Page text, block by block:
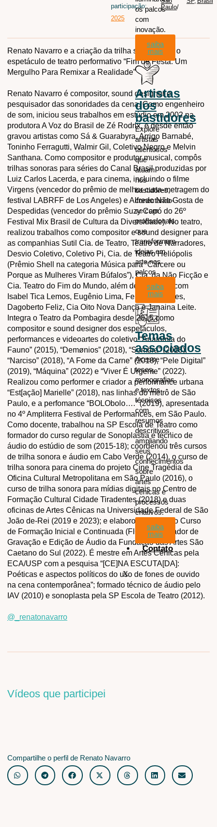
os palcos
com
inovação.
saiba
mais
Artistas
dos
bastidores
Explore
artistas
talentosos
que
atuam
nos
bastidores,
conectando-
se com
profissionais
que
transformam
ideias em
arte nos
palcos.
saiba
mais
Temas
associados
Acesse
teses,
monografias
e textos
técnicos
com
resumos
descritivos,
ampliando
seus
conhecimentos
sobre
artes
cênicas e
processos
criativos.
saiba
mais
Contato
X
Paulo/
participação:
2025
Renato Navarro e a criação da trilha sonora para o
espetáculo de teatro performativo “Fim de Festa: Um
Mergulho Para Remixar a Realidade”
Renato Navarro é compositor, sound designer e
pesquisador das sonoridades da cena. Como engenheiro
de som, iniciou seus trabalhos em estúdio em 2002 na
produtora A Voz do Brasil de Zé Rodrix, e desde então
gravou artistas como Sá & Guarabyra, Arrigo Barnabé,
Toninho Ferragutti, Walmir Gil, Coletivo Negro e Melvin
Santhana. Como compositor e produtor musical, compôs
trilhas sonoras para séries do Canal Brasil produzidas por
Luiz Carlos Lacerda, e para cinema, incluindo o filme
Virgens (vencedor do prêmio de melhor curta-metragem do
festival LABRFF de Los Angeles) e Alfredo Não Gosta de
Despedidas (vencedor do prêmio Suzy Capó do 26º
Festival Mix Brasil de Cultura da Diversidade). No teatro,
realizou trabalhos como compositor e sound designer para
as companhias Sutil Cia. de Teatro, Teatro de Narradores,
Desvio Coletivo, Coletivo Pi, Cia. de Teatro Heliópolis
(Prêmio Shell na categoria Música para “Cárcere ou
Porque as Mulheres Viram Búfalos”), Cia. da Não Ficção e
Cia. Teatro do Fim do Mundo, além de trabalhos com
Isabel Tica Lemos, Eugênio Lima, Fernando Neves,
Dagoberto Feliz, Cia Oito Nova Dança e Janaina Leite.
Integra o Teatro da Pombagira desde 2015 como
compositor e sound designer dos espetáculos,
performances e videoartes do coletivo “Anatomia do
Fauno” (2015), “Demønios” (2018), “Sombra” (2018),
“Narciso” (2018), “A Fome da Carne” (2018), “Pele Digital”
(2019), “Máquina” (2022) e “Viver É Urgente” (2022).
Realizou como performer e criador a performance urbana
“Est[ação] Marielle” (2018), nas linhas do metrô de São
Paulo, e a perfomance “BOLObolo….” (2019), apresentada
no 4º Ampliterra Festival de Performances, em São Paulo.
Como docente, trabalhou na SP Escola de Teatro como
formador do curso regular de Sonoplastia e técnico de
áudio do estúdio de som (2015-18); coordenou três cursos
de trilha sonora e áudio em Cabo Verde (2014), o curso de
trilha sonora para cinema do projeto Cine Tragédia da
Oficina Cultural Metropolitana em São Paulo (2016), o
curso de trilha sonora para mídias digitais no Centro de
Formação Cultural Cidade Tiradentes (2018) e duas
oficinas de Artes Cênicas na Universidade Federal de São
João de-Rei (2019 e 2023); e elaborou o plano do Curso
de Formação Inicial e Continuada (FIC) de Operador de
Gravação e Edição de Áudio da Fundação das Artes São
Caetano do Sul (2022). É mestre em Artes Cênicas pela
ECA/USP com a pesquisa “[CE]NA ESCUTA[DA]:
Poéticas e aspectos políticos do uso de fones de ouvido
na cena contemporânea”; formado técnico de áudio pelo
IAV (2010) e sonoplasta pela SP Escola de Teatro (2012).
@‌_renatonavarro
Vídeos que participei
Compartilhe o perfil de Renato Navarro